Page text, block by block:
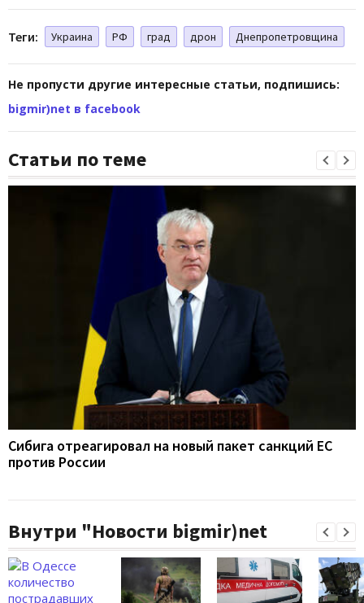
Теги: Украина РФ град дрон Днепропетровщина
Не пропусти другие интересные статьи, подпишись:
bigmir)net в facebook
Статьи по теме
Сибига отреагировал на новый пакет санкций ЕС
против России
Внутри "Новости bigmir)net